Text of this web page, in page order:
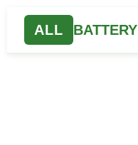
ALL BATTERY